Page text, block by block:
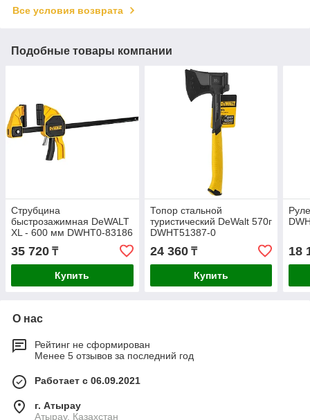
Все условия возврата
Подобные товары компании
Струбцина
быстрозажимная DeWALT
XL - 600 мм DWHT0-83186
35 720 ₸
Купить
Топор стальной
туристический DeWalt 570г
DWHT51387-0
24 360₸
Купить
18
О нас
Рейтинг не сформирован
Менее 5 отзывов за последний год
Работает с 06.09.2021
г. Атырау
Атырау, Казахстан